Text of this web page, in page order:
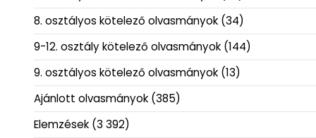
8. osztályos kötelező olvasmányok (34)
9-12. osztály kötelező olvasmányok (144)
9. osztályos kötelező olvasmányok (13)
Ajánlott olvasmányok (385)
Elemzések (3 392)